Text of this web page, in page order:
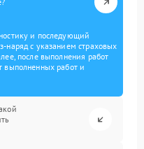
и последующий
наряд с указанием страховых
после выполнения работ
выполненных работ и